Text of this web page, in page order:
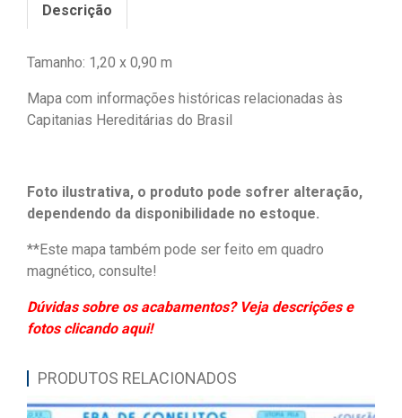
Descrição
Tamanho: 1,20 x 0,90 m
Mapa com informações históricas relacionadas às
Capitanias Hereditárias do Brasil
Foto ilustrativa, o produto pode sofrer alteração,
dependendo da disponibilidade no estoque.
**Este mapa também pode ser feito em quadro
magnético, consulte!
Dúvidas sobre os acabamentos? Veja descrições e
fotos clicando aqui!
PRODUTOS RELACIONADOS